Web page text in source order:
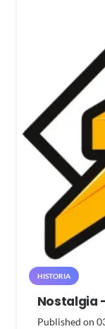
HISTORIA
Nostalgia
Published on